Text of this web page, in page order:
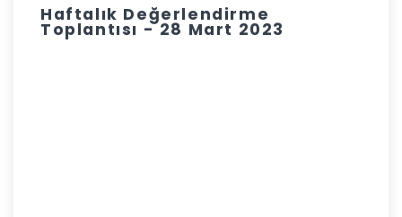
Haftalık Değerlendirme
Toplantısı - 28 Mart 2023